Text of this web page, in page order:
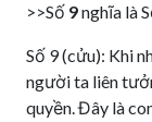
>>Số 9nghĩa là
Số 9 (cửu): Khi
người ta liên
quyền. Đây là